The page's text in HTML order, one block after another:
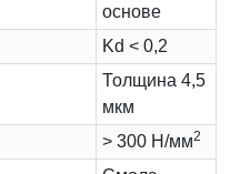
основе
Kd < 0,2
Толщина 4,5
мкм
> 300 Н/мм2